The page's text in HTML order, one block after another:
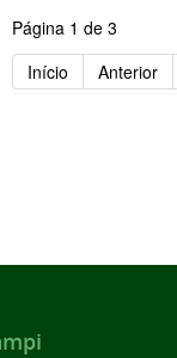
Página 1 de 3
Início
Anterior